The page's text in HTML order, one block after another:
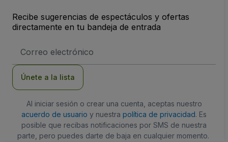
Recibe sugerencias de espectáculos y ofertas
directamente en tu bandeja de entrada
de
Únete a la lista
Al iniciar sesión o crear una cuenta, aceptas nuestro
acuerdo de usuario y nuestra política de privacidad. Es
posible que recibas notificaciones por SMS de nuestra
parte, pero puedes darte de baja en cualquier momento.